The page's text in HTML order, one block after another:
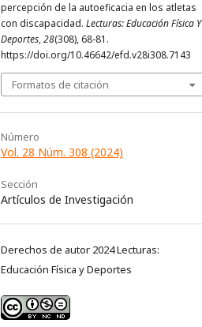
percepción de la autoeficacia en los atletas
con discapacidad. Lecturas: Educación Física Y
Deportes,28(308), 68-81.
https://doi.org/10.46642/efd.v28i308.7143
Formatos de citación
Número
Vol. 28 Núm. 308 (2024)
Sección
Artículos de Investigación
Derechos de autor 2024 Lecturas:
Educación Física y Deportes